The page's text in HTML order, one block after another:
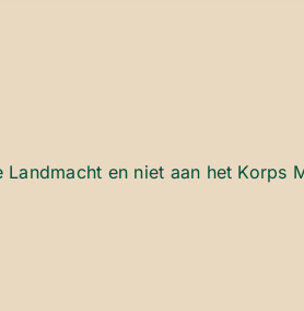
en niet aan het Korps